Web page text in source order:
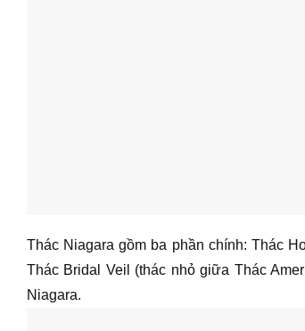
Thác Niagara gồm ba phần chính: Thác
Thác Bridal Veil (thác nhỏ giữa Thác
Niagara.